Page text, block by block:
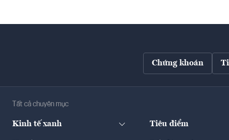
Chứng khoán
Tất cả chuyên mục
Kinh tế xanh Tiêu điểm